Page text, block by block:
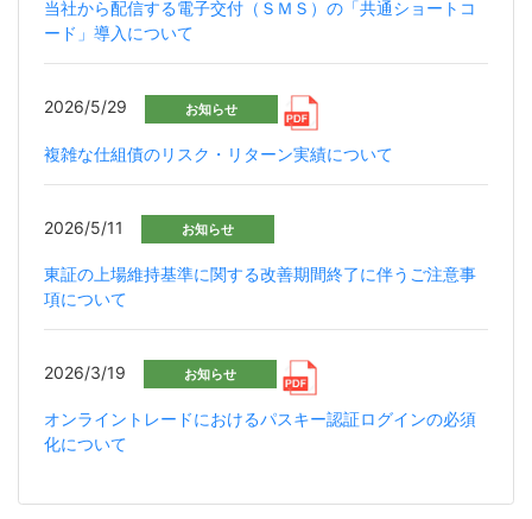
当社から配信する電子交付（ＳＭＳ）の「共通ショートコ
ード」導入について
2026/5/29 お知らせ
複雑な仕組債のリスク・リターン実績について
2026/5/11 お知らせ
東証の上場維持基準に関する改善期間終了に伴うご注意事
項について
2026/3/19 お知らせ
オンライントレードにおけるパスキー認証ログインの必須
化について